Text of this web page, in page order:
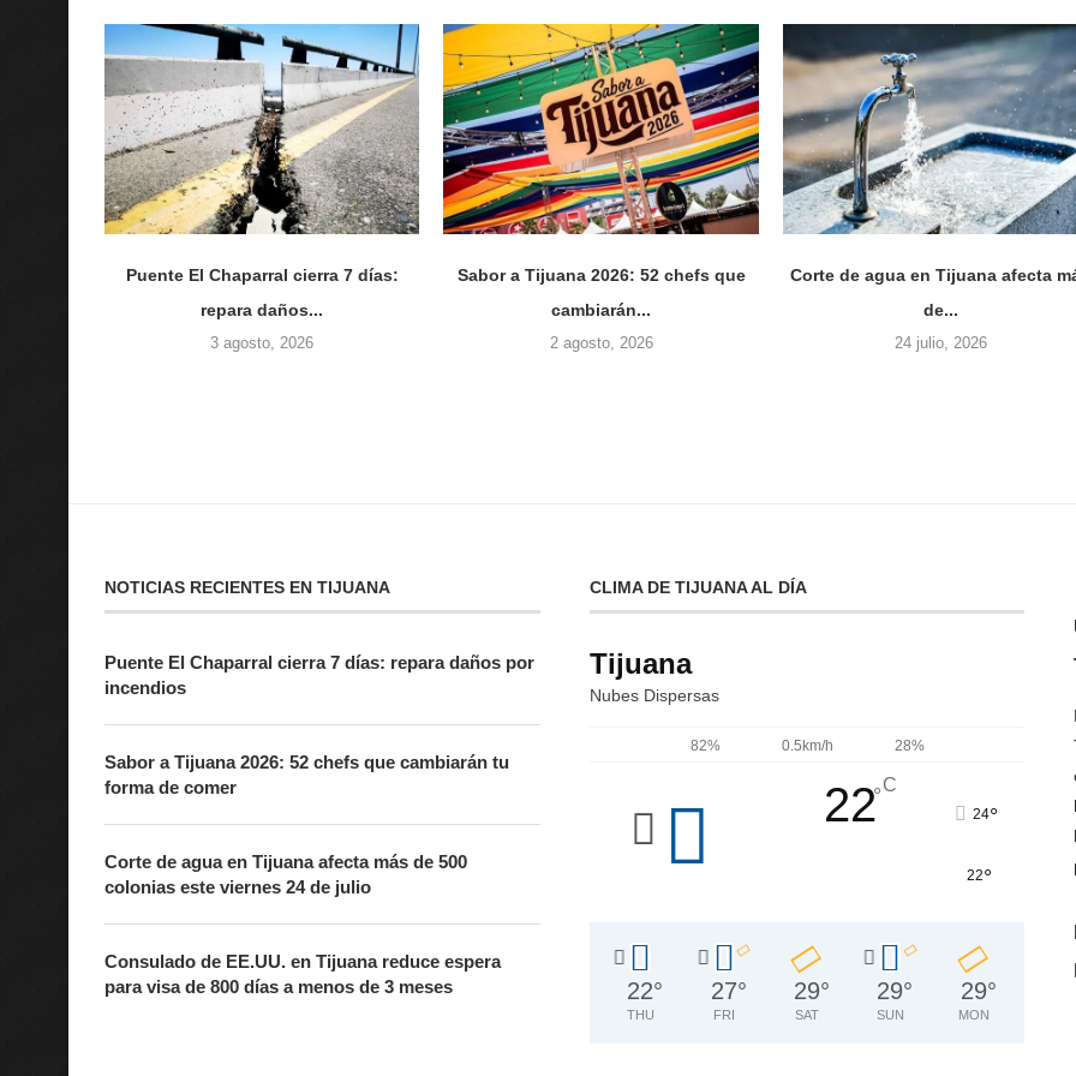
Puente El Chaparral cierra 7 días:
repara daños...
3 agosto, 2026
Sabor a Tijuana 2026: 52 chefs que
cambiarán...
2 agosto, 2026
Corte de agua en Tijuana afecta
de...
24 julio, 2026
NOTICIAS RECIENTES EN TIJUANA
Puente El Chaparral cierra 7 días: repara daños por
incendios
Sabor a Tijuana 2026: 52 chefs que cambiarán tu
forma de comer
Corte de agua en Tijuana afecta más de 500
colonias este viernes 24 de julio
Consulado de EE.UU. en Tijuana reduce espera
para visa de 800 días a menos de 3 meses
CLIMA DE TIJUANA AL DÍA
Tijuana
Nubes Dispersas
82% 0.5km/h 28%
22°C
24°
22°
22°
THU
27°
FRI
29°
SAT
29°
SUN
29°
MON